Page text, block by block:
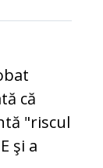
că
"riscul
şi a